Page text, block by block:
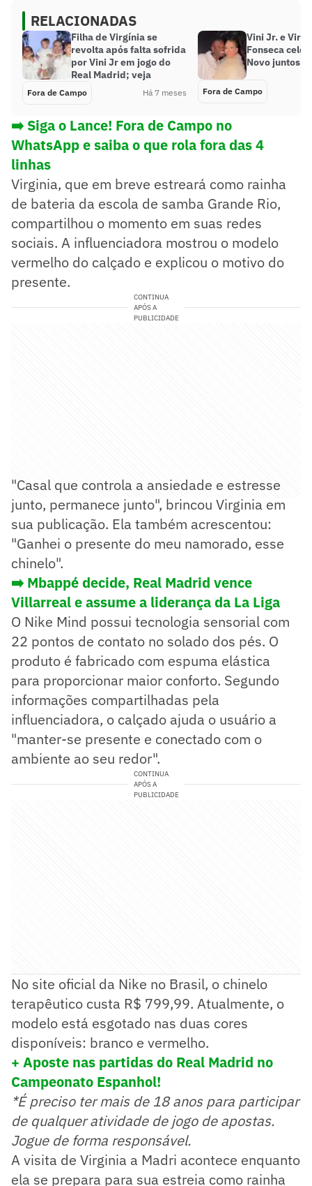
RELACIONADAS
Filha de Virgínia se
revolta após falta sofrida
por Vini Jr em jogo do
Real Madrid; veja
Fora de Campo Há 7 meses
Vini Jr. e
Fonseca
Novo juntos
Fora de Campo
➡️ Siga o Lance! Fora de Campo no
WhatsApp e saiba o que rola fora das 4
linhas
Virginia, que em breve estreará como rainha
de bateria da escola de samba Grande Rio,
compartilhou o momento em suas redes
sociais. A influenciadora mostrou o modelo
vermelho do calçado e explicou o motivo do
presente.
CONTINUA
APÓS A
PUBLICIDADE
"Casal que controla a ansiedade e estresse
junto, permanece junto", brincou Virginia em
sua publicação. Ela também acrescentou:
"Ganhei o presente do meu namorado, esse
chinelo".
➡️ Mbappé decide, Real Madrid vence
Villarreal e assume a liderança da La Liga
O Nike Mind possui tecnologia sensorial com
22 pontos de contato no solado dos pés. O
produto é fabricado com espuma elástica
para proporcionar maior conforto. Segundo
informações compartilhadas pela
influenciadora, o calçado ajuda o usuário a
"manter-se presente e conectado com o
ambiente ao seu redor".
CONTINUA
APÓS A
PUBLICIDADE
No site oficial da Nike no Brasil, o chinelo
terapêutico custa R$ 799,99. Atualmente, o
modelo está esgotado nas duas cores
disponíveis: branco e vermelho.
+ Aposte nas partidas do Real Madrid no
Campeonato Espanhol!
*É preciso ter mais de 18 anos para participar
de qualquer atividade de jogo de apostas.
Jogue de forma responsável.
A visita de Virginia a Madri acontece enquanto
ela se prepara para sua estreia como rainha